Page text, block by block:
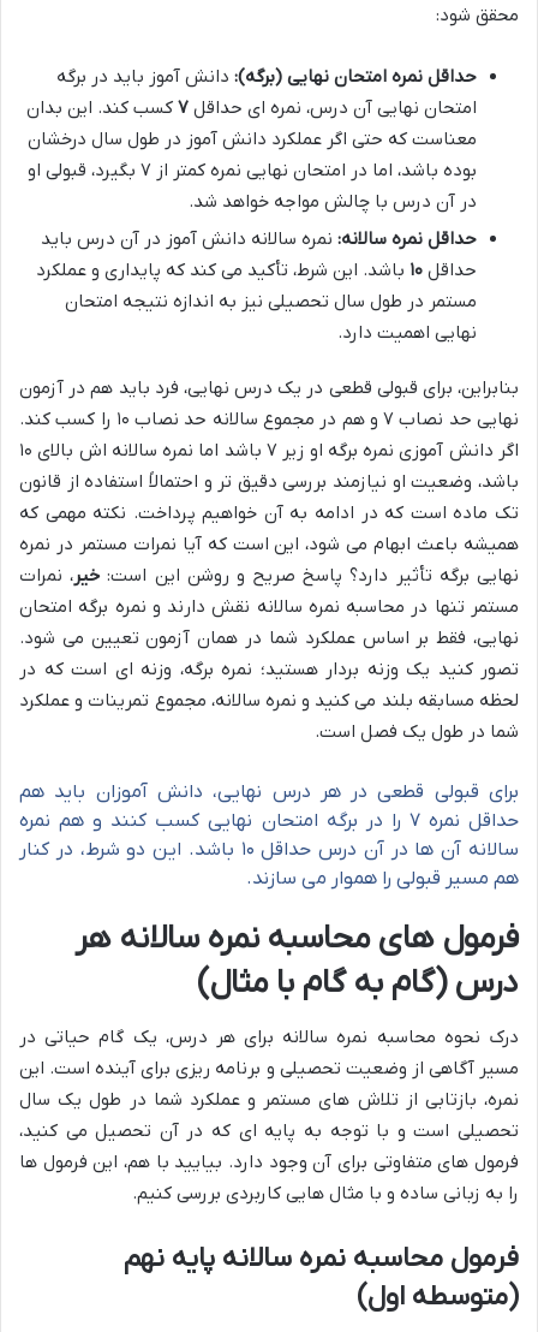
محقق شود:
حداقل نمره امتحان نهایی (برگه): دانش آموز باید در برگه
امتحان نهایی آن درس، نمره ای حداقل ۷ کسب کند. این بدان
معناست که حتی اگر عملکرد دانش آموز در طول سال درخشان
بوده باشد، اما در امتحان نهایی نمره کمتر از ۷ بگیرد، قبولی او
در آن درس با چالش مواجه خواهد شد.
حداقل نمره سالانه: نمره سالانه دانش آموز در آن درس باید
حداقل ۱۰ باشد. این شرط، تأکید می کند که پایداری و عملکرد
مستمر در طول سال تحصیلی نیز به اندازه نتیجه امتحان
نهایی اهمیت دارد.
بنابراین، برای قبولی قطعی در یک درس نهایی، فرد باید هم در آزمون
نهایی حد نصاب ۷ و هم در مجموع سالانه حد نصاب ۱۰ را کسب کند.
اگر دانش آموزی نمره برگه او زیر ۷ باشد اما نمره سالانه اش بالای ۱۰
باشد، وضعیت او نیازمند بررسی دقیق تر و احتمالاً استفاده از قانون
تک ماده است که در ادامه به آن خواهیم پرداخت. نکته مهمی که
همیشه باعث ابهام می شود، این است که آیا نمرات مستمر در نمره
نهایی برگه تأثیر دارد؟ پاسخ صریح و روشن این است: خیر، نمرات
مستمر تنها در محاسبه نمره سالانه نقش دارند و نمره برگه امتحان
نهایی، فقط بر اساس عملکرد شما در همان آزمون تعیین می شود.
تصور کنید یک وزنه بردار هستید؛ نمره برگه، وزنه ای است که در
لحظه مسابقه بلند می کنید و نمره سالانه، مجموع تمرینات و عملکرد
شما در طول یک فصل است.
برای قبولی قطعی در هر درس نهایی، دانش آموزان باید هم
حداقل نمره ۷ را در برگه امتحان نهایی کسب کنند و هم نمره
سالانه آن ها در آن درس حداقل ۱۰ باشد. این دو شرط، در کنار
هم مسیر قبولی را هموار می سازند.
فرمول های محاسبه نمره سالانه هر
درس (گام به گام با مثال)
درک نحوه محاسبه نمره سالانه برای هر درس، یک گام حیاتی در
مسیر آگاهی از وضعیت تحصیلی و برنامه ریزی برای آینده است. این
نمره، بازتابی از تلاش های مستمر و عملکرد شما در طول یک سال
تحصیلی است و با توجه به پایه ای که در آن تحصیل می کنید،
فرمول های متفاوتی برای آن وجود دارد. بیایید با هم، این فرمول ها
را به زبانی ساده و با مثال هایی کاربردی بررسی کنیم.
فرمول محاسبه نمره سالانه پایه نهم
(متوسطه اول)